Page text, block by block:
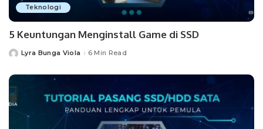
Teknologi
5 Keuntungan Menginstall Game di SSD
PostedLyra Bunga Viola 6 Min Read